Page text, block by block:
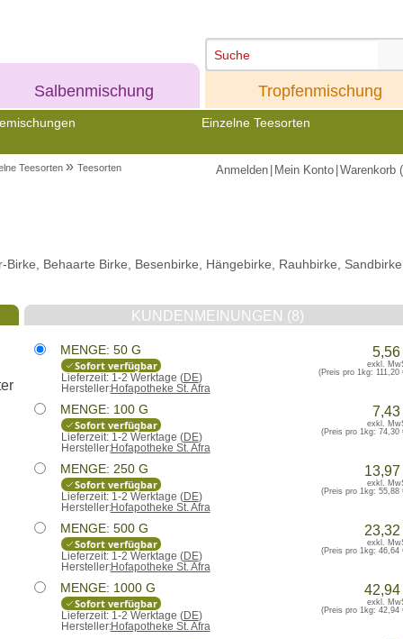
Einzelne Teesorten
Salbenmischung Tropfenmischung
Teesorten » Teesorten Warenkorb
Mein Konto
Anmelden
Birke, Behaarte Birke, Besenbirke, Hängebirke, Rauhbirke,
KUNDENMEINUNGEN (8)
MENGE: 50 G
Sofort verfügbar
Lieferzeit:1-2 Werktage (DE)
Hersteller:Hofapotheke St. Afra
5,56
exkl.
(Preis pro 1kg: 111,20
MENGE: 100 G
Sofort verfügbar
Lieferzeit:1-2 Werktage (DE)
Hersteller:Hofapotheke St. Afra
7,43
exkl.
(Preis pro 1kg: 74,30
MENGE: 250 G
Sofort verfügbar
Lieferzeit:1-2 Werktage (DE)
Hersteller:Hofapotheke St. Afra
13,97
exkl.
(Preis pro 1kg: 55,88
MENGE: 500 G
Sofort verfügbar
Lieferzeit:1-2 Werktage (DE)
Hersteller:Hofapotheke St. Afra
23,32
exkl.
(Preis pro 1kg: 46,64
MENGE: 1000 G
Sofort verfügbar
Lieferzeit:1-2 Werktage (DE)
Hersteller:Hofapotheke St. Afra
42,94
exkl.
(Preis pro 1kg: 42,94